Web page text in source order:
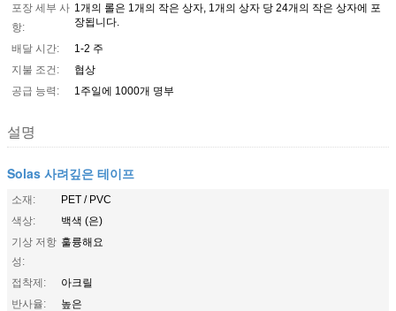
포장 세부 사
항:
1개의 롤은 1개의 작은 상자, 1개의 상자 당 24개의 작은 상자에 포
장됩니다.
배달 시간:
1-2 주
지불 조건:
협상
공급 능력:
1주일에 1000개 명부
설명
Solas 사려깊은 테이프
소재:
PET / PVC
색상:
백색 (은)
기상 저항
성:
훌륭해요
접착제:
아크릴
반사율:
높은